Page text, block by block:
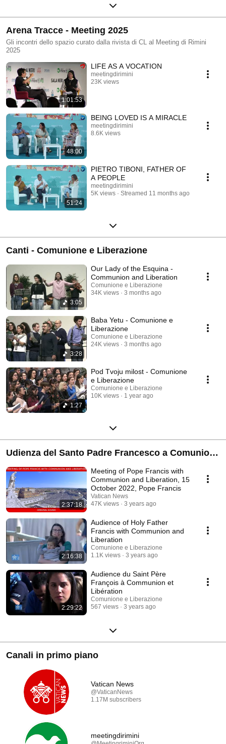
Arena Tracce - Meeting 2025
Gli incontri dello spazio curato dalla rivista di CL al Meeting di Rimini
2025
1:01:53
LIFE AS A VOCATION
meetingdirimini
23K views
48:00
BEING LOVED IS A MIRACLE
meetingdirimini
8.6K views
51:24
PIETRO TIBONI, FATHER OF
A PEOPLE
meetingdirimini
5K views
Streamed 11 months ago
Canti - Comunione e Liberazione
3:05
Our Lady of the Esquina -
Communion and Liberation
Comunione e Liberazione
34K views
3 months ago
3:28
Baba Yetu - Comunione e
Liberazione
Comunione e Liberazione
24K views
3 months ago
1:27
Pod Tvoju milost - Comunione
e Liberazione
Comunione e Liberazione
10K views
1 year ago
Udienza del Santo Padre Francesco a Comunione
e Liberazione
2:37:18
Meeting of Pope Francis with
Communion and Liberation, 15
October 2022, Pope Francis
Vatican News
47K views
3 years ago
2:16:38
Audience of Holy Father
Francis with Communion and
Liberation
Comunione e Liberazione
1.1K views
3 years ago
2:29:22
Audience du Saint Père
François à Communion et
Libération
Comunione e Liberazione
567 views
3 years ago
Canali in primo piano
Vatican News
@VaticanNews
1.17M subscribers
meetingdirimini